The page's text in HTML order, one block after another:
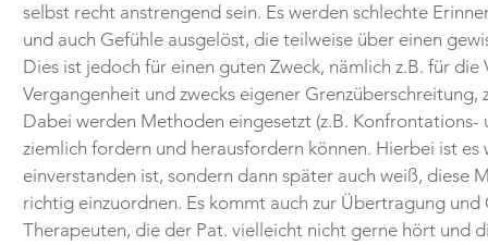
selbst recht anstrengend sein. Es werden schlechte
und auch Gefühle ausgelöst, die teilweise über einen
Dies ist jedoch für einen guten Zweck, nämlich z.B. für
Vergangenheit und zwecks eigener
Dabei werden Methoden eingesetzt (z.B.
ziemlich fordern und herausfordern können. Hierbei ist
einverstanden ist, sondern dann später auch weiß, diese
richtig einzuordnen. Es kommt auch zur Übertragung
Therapeuten, die der Pat. vielleicht nicht gerne hört und